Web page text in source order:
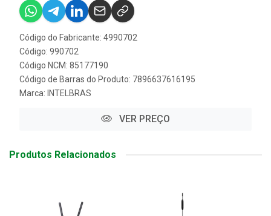
Código do Fabricante: 4990702
Código: 990702
Código NCM: 85177190
Código de Barras do Produto: 7896637616195
Marca: INTELBRAS
VER PREÇO
Produtos Relacionados